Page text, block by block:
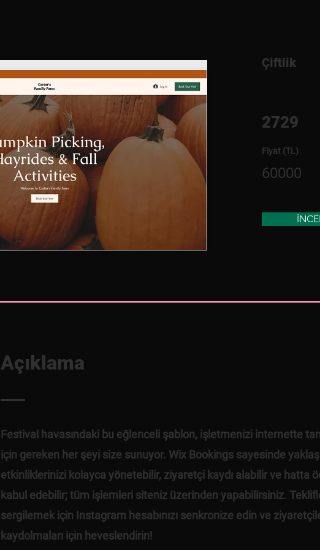
Çiftlik
2729
Fiyat (TL)
60000
Açıklama
Festival havasındaki bu eğlenceli şablon, işletmenizi internette
için gereken her şeyi size sunuyor. Wix Bookings sayesinde
etkinliklerinizi kolayca yönetebilir, ziyaretçi kaydı alabilir ve hatta
kabul edebilir; tüm işlemleri siteniz üzerinden yapabilirsiniz.
sergilemek için Instagram hesabınızı senkronize edin ve
kaydolmaları için heveslendirin!